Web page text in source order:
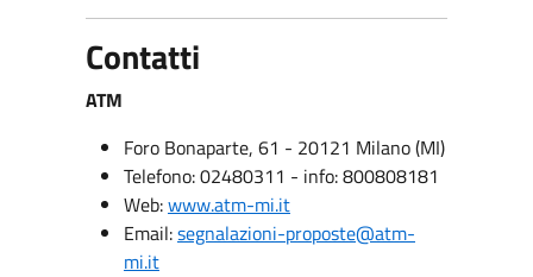
Contatti
ATM
Foro Bonaparte, 61 - 20121 Milano (MI)
Telefono: 02480311 - info: 800808181
Web:www.atm-mi.it
Email:segnalazioni-proposte@atm-
mi.it